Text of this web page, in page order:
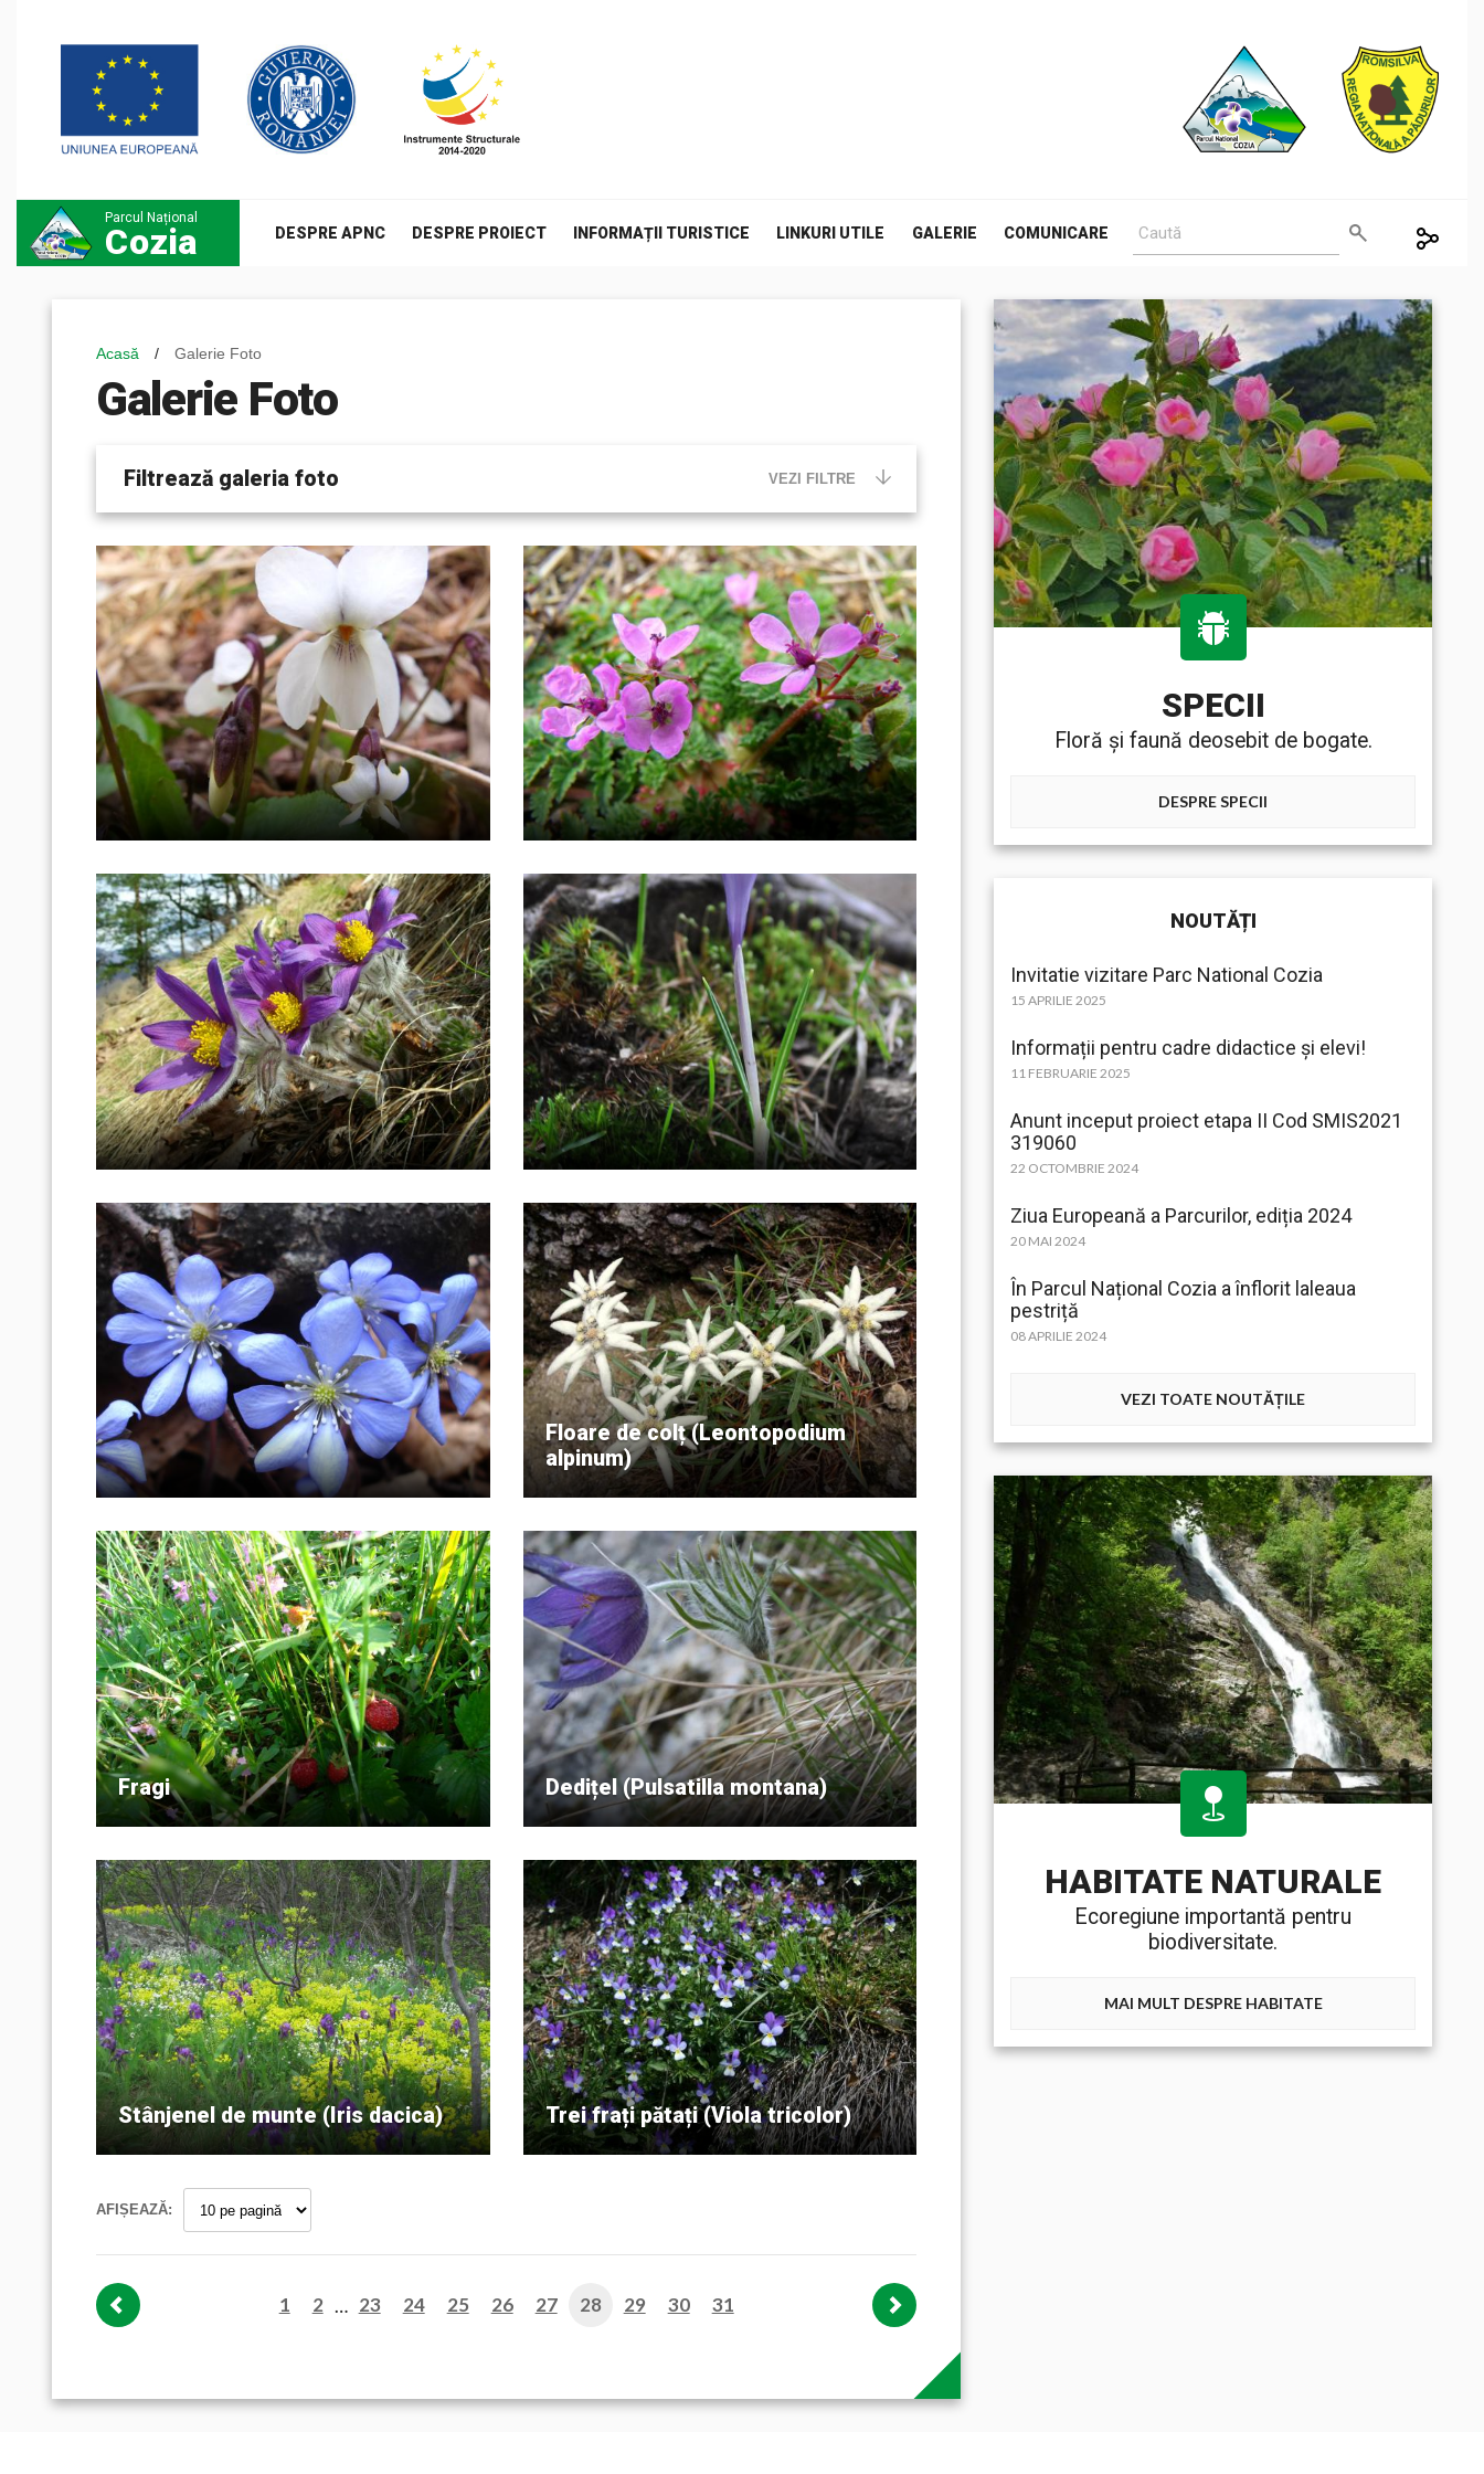
Parcul Național
Cozia DESPRE APNC DESPRE PROIECT INFORMAȚII TURISTICE LINKURI UTILE GALERIE COMUNICARE
Acasă / Galerie Foto
Galerie Foto
Filtrează galeria foto VEZI FILTRE
Floare de colț (Leontopodium
alpinum)
Fragi Dedițel (Pulsatilla montana)
Stânjenel de munte (Iris dacica) Trei frați pătați (Viola tricolor)
AFIȘEAZĂ:
1 2 … 23 24 25 26 27 28 29 30 31
SPECII
Floră și faună deosebit de bogate.
DESPRE SPECII
NOUTĂȚI
Invitatie vizitare Parc National Cozia
15 APRILIE 2025
Informații pentru cadre didactice și elevi!
11 FEBRUARIE 2025
Anunt inceput proiect etapa II Cod SMIS2021
319060
22 OCTOMBRIE 2024
Ziua Europeană a Parcurilor, ediția 2024
20 MAI 2024
În Parcul Național Cozia a înflorit laleaua
pestriță
08 APRILIE 2024
VEZI TOATE NOUTĂȚILE
HABITATE NATURALE
Ecoregiune importantă pentru
biodiversitate.
MAI MULT DESPRE HABITATE